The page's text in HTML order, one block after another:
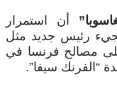
أن استمرار
رئيس جديد مثل
على مصالح فرنسا في
“الفرنك سيفا”.